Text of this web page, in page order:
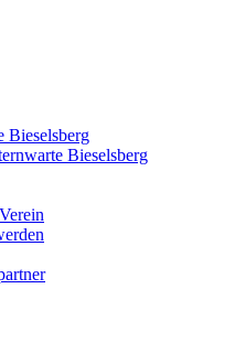
Bieselsberg
Bieselsberg